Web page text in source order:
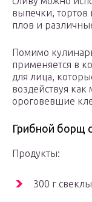
выпечки, тортов
плов и
Помимо
применяется в
для лица,
воздействуя
ороговевшие
Грибной борщ
Продукты:
300 г свеклы